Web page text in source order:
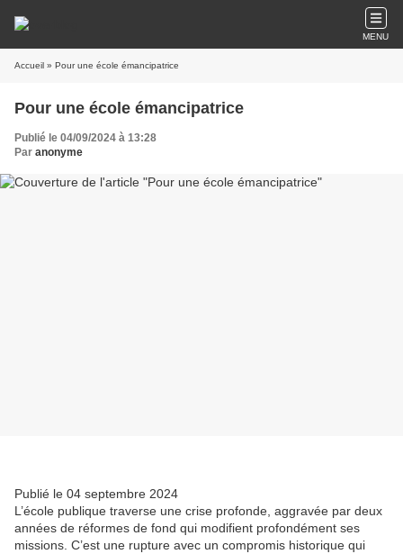
MENU
Accueil » Pour une école émancipatrice
Pour une école émancipatrice
Publié le 04/09/2024 à 13:28
Par anonyme
Publié le 04 septembre 2024
L’école publique traverse une crise profonde, aggravée par deux
années de réformes de fond qui modifient profondément ses
missions. C’est une rupture avec un compromis historique qui